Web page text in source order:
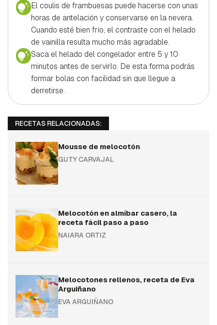
El coulis de frambuesas puede hacerse con unas
horas de antelación y conservarse en la nevera.
Cuando esté bien frío, el contraste con el helado
de vainilla resulta mucho más agradable.
Saca el helado del congelador entre 5 y 10
minutos antes de servirlo. De esta forma podrás
formar bolas con facilidad sin que llegue a
derretirse.
RECETAS RELACIONADAS:
Mousse de melocotón
GUTY CARVAJAL
Melocotón en almíbar casero, la
receta fácil paso a paso
NAIARA ORTIZ
Melocotones rellenos, receta de Eva
Arguiñano
EVA ARGUIÑANO